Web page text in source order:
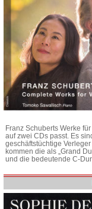
Franz Schuberts Werke
auf zwei CDs passt. Es
geschäftstüchtige
kommen die als „Grand
und die bedeutende C-